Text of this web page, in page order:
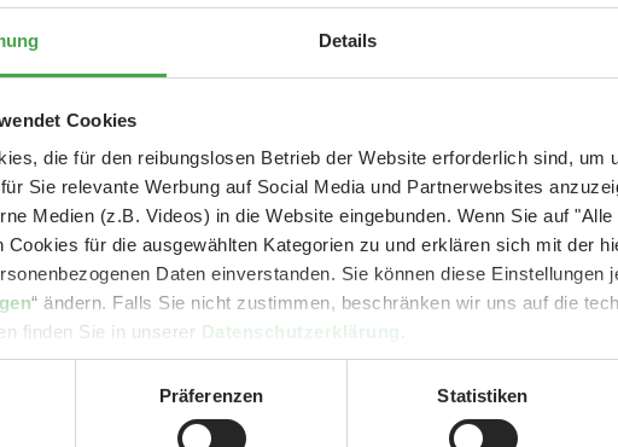
Details
Cookies
die für den reibungslosen Betrieb der Website erforderlich sind, um
Sie relevante Werbung auf Social Media und Partnerwebsites
Medien (z.B. Videos) in die Website eingebunden. Wenn Sie auf
Cookies für die ausgewählten Kategorien zu und erklären sich mit der
Daten einverstanden. Sie können diese Einstellungen
“ ändern. Falls Sie nicht zustimmen, beschränken wir uns auf die
finden Sie in unserer Datenschutzerklärung
Präferenzen Statistiken
mitgebracht. Dazu
des
Modelle, die entweder
Viel Spaß! 😊
Zum Video
Aktuelle Mitteilung
Hammer: 25 % Ersparnis bei Große Pötte & kleine
und September - ohne Wartezeit
- Abendliche Hafenrundfahrt/Lichterfahrt 🛥️
- anschließender Wunderland-BesuchOHNEWartezeit 🚂
- Audiopräsentation: "Die Geschichte des Wunderlandes"
- Currywurst und Pommes mit Getränk zum Sonderpreis von 9,00 €
-Sonderpreis nur 34,90 € (statt ca. 47,- € einzeln -